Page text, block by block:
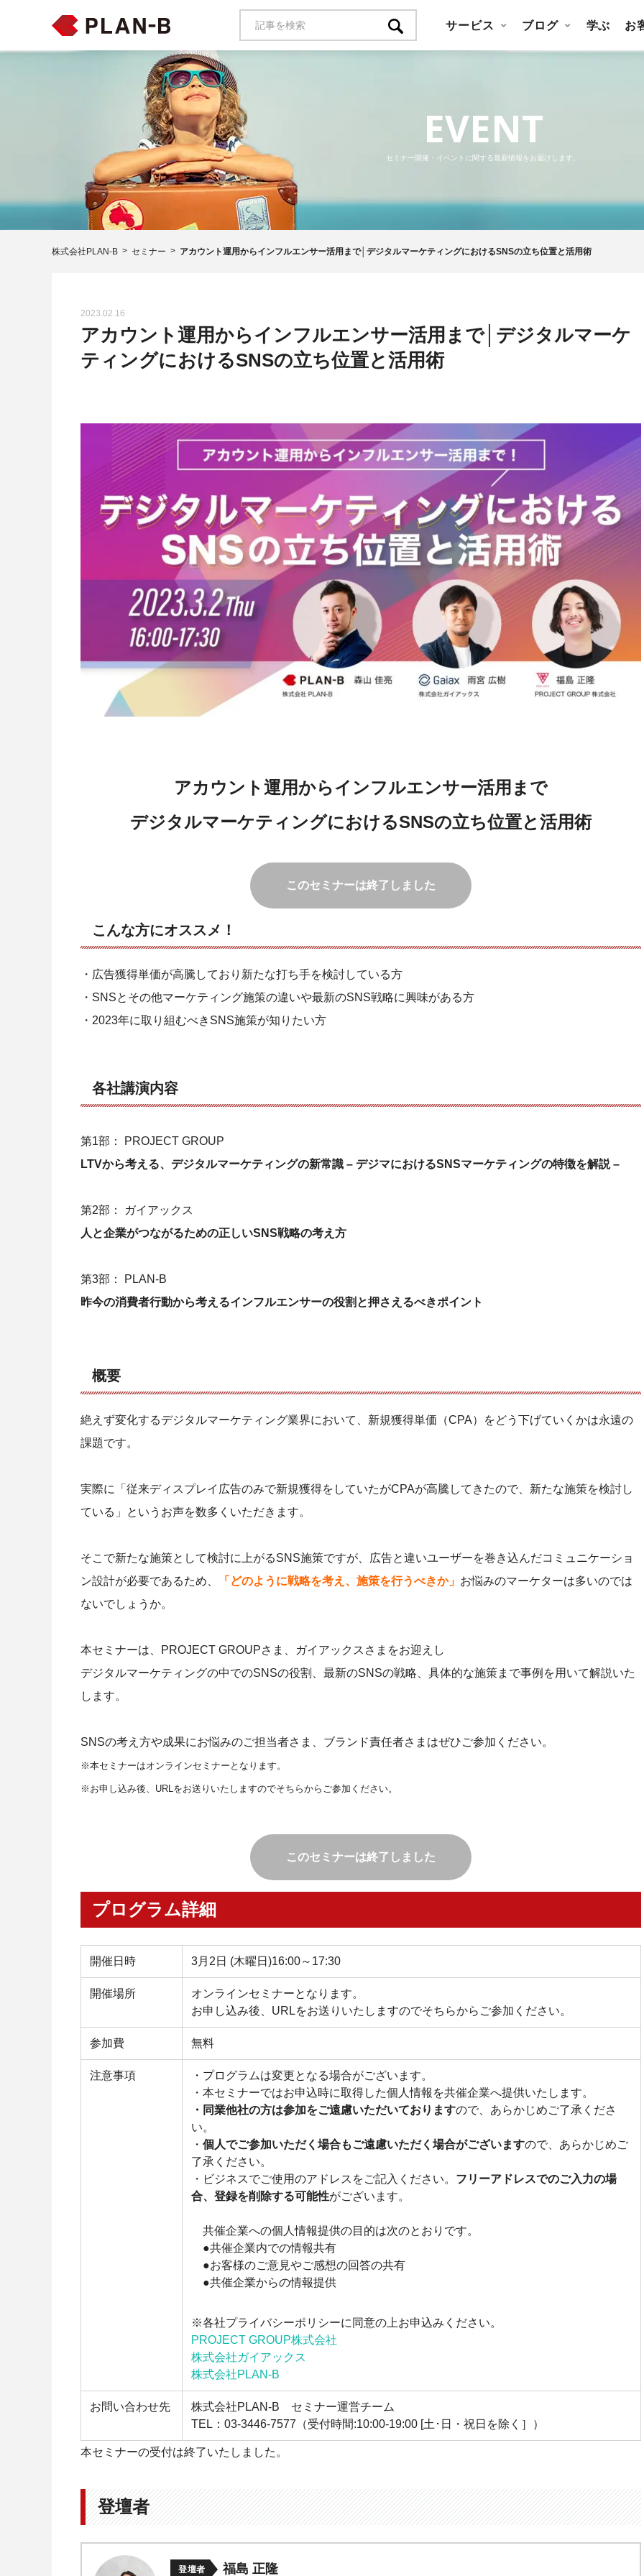
サービス ブログ 学ぶ お
EVENT
セミナー開催・イベントに関する最新情報をお届けします。
株式会社PLAN-B セミナー アカウント運用からインフルエンサー活用まで│デジタルマーケティングにおけるSNSの立ち位置と活用術
2023.02.16
アカウント運用からインフルエンサー活用まで│デジタルマーケ
ティングにおけるSNSの立ち位置と活用術
アカウント運用からインフルエンサー活用まで
デジタルマーケティングにおけるSNSの立ち位置と活用術
このセミナーは終了しました
こんな方にオススメ！
・ 広告獲得単価が高騰しており新たな打ち手を検討している方
・SNSとその他マーケティング施策の違いや最新のSNS戦略に興味がある方
・2023年に取り組むべきSNS施策が知りたい方
各社講演内容
第1部： PROJECT GROUP
LTVから考える、デジタルマーケティングの新常識 – デジマにおけるSNSマーケティングの特徴を解説 –
第2部： ガイアックス
人と企業がつながるための正しいSNS戦略の考え方
第3部： PLAN-B
昨今の消費者行動から考えるインフルエンサーの役割と押さえるべきポイント
概要
絶えず変化するデジタルマーケティング業界において、新規獲得単価（CPA）をどう下げていくかは永遠の
課題です。
実際に「従来ディスプレイ広告のみで新規獲得をしていたがCPAが高騰してきたので、新たな施策を検討し
ている」というお声を数多くいただきます。
そこで新たな施策として検討に上がるSNS施策ですが、広告と違いユーザーを巻き込んだコミュニケーショ
ン設計が必要であるため、
「どのように戦略を考え、施策を行うべきか」 お悩みのマーケターは多いのでは
ないでしょうか。
本セミナーは、PROJECT GROUPさま、ガイアックスさまをお迎えし
デジタルマーケティングの中でのSNSの役割、最新のSNSの戦略、具体的な施策まで事例を用いて解説いた
します。
SNSの考え方や成果にお悩みのご担当者さま、ブランド責任者さまはぜひご参加ください。
※本セミナーはオンラインセミナーとなります。
※お申し込み後、URLをお送りいたしますのでそちらからご参加ください。
このセミナーは終了しました
プログラム詳細
開催日時 3月2日 (木曜日)16:00～17:30
開催場所
オンラインセミナーとなります。
お申し込み後、URLをお送りいたしますのでそちらからご参加ください。
参加費 無料
注意事項
・プログラムは変更となる場合がございます。
・本セミナーではお申込時に取得した個人情報を共催企業へ提供いたします。
・同業他社の方は参加をご遠慮いただいておりますので、あらかじめご了承くださ
い。
・ 個人でご参加いただく場合もご遠慮いただく場合がございますので、あらかじめご
了承ください。
・ビジネスでご使用のアドレスをご記入ください。 フリーアドレスでのご入力の場
合、登録を削除する可能性がございます。
共催企業への個人情報提供の目的は次のとおりです。
●共催企業内での情報共有
●お客様のご意見やご感想の回答の共有
●共催企業からの情報提供
※各社プライバシーポリシーに同意の上お申込みください。
PROJECT GROUP株式会社
株式会社ガイアックス
株式会社PLAN-B
お問い合わせ先
株式会社PLAN-B セミナー運営チーム
TEL：03-3446-7577（受付時間:10:00-19:00 [土･日・祝日を除く］）
本セミナーの受付は終了いたしました。
登壇者
登壇者 福島 正隆